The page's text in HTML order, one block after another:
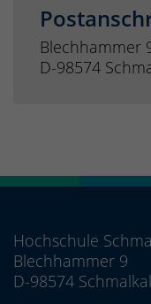
Blechhammer
D-98574
Hochschule
Blechhammer 9
D-98574